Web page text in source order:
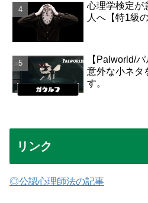
心理学検定が
人へ【特1級
【Palworld/
意外な小ネタ
す。
リンク
◎公認心理師法の記事